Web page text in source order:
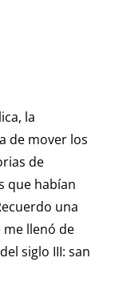
la
de mover los
de
que habían
una
llenó de
siglo III: san